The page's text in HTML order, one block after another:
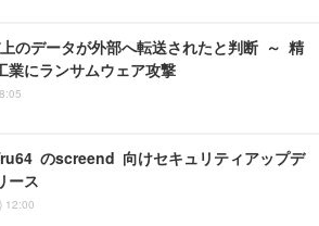
のデータが外部へ転送されたと判断 ～ 精
業にランサムウェア攻撃
のscreend 向けセキュリティアップデ
ース
12:00